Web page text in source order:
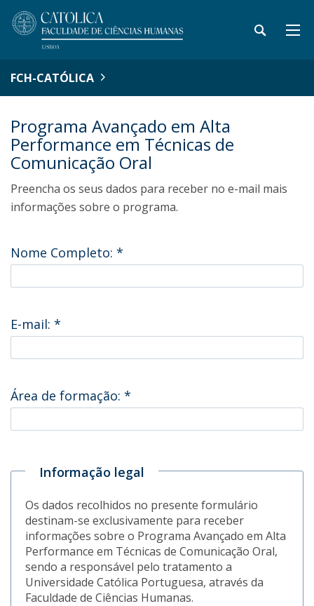
FCH-CATÓLICA
Programa Avançado em Alta
Performance em Técnicas de
Comunicação Oral
Preencha os seus dados para receber no e-mail mais
informações sobre o programa.
Nome Completo: *
E-mail: *
Área de formação: *
Informação legal
Os dados recolhidos no presente formulário
destinam-se exclusivamente para receber
informações sobre o Programa Avançado em Alta
Performance em Técnicas de Comunicação Oral,
sendo a responsável pelo tratamento a
Universidade Católica Portuguesa, através da
Faculdade de Ciências Humanas.